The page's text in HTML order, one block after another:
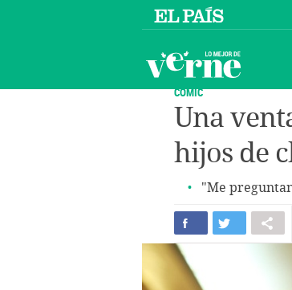
CÓMIC
Una
hijos de
"Me